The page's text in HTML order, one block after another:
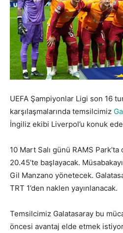
UEFA Şampiyonlar Ligi son 16
karşılaşmalarında temsilcimiz
İngiliz ekibi Liverpol’u konuk
10 Mart Salı günü RAMS
20.45’te başlayacak.
Gil Manzano yönetecek.
TRT 1’den naklen yayınlanacak.
Temsilcimiz Galatasaray bu
öncesi avantaj elde etmek